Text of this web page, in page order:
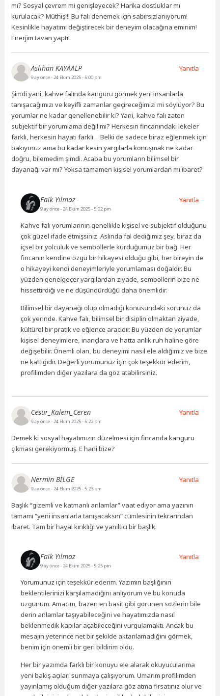
mı? Sosyal çevrem mi genişleyecek? Harika dostluklar mı
kurulacak? Müthiş!!! Bu falı denemek için sabırsızlanıyorum!
Kesinlikle hayatımı değiştirecek bir deneyim olacağına eminim!
Enerjim tavan yaptı!
Aslıhan KAYAALP
9 ay önce- 24 Ekim 2025 - 5:00 pm
Şimdi yani, kahve falında kanguru görmek yeni insanlarla
tanışacağımızı ve keyifli zamanlar geçireceğimizi mi söylüyor? Bu
yorumlar ne kadar genellenebilir ki? Yani, kahve falı zaten
subjektif bir yorumlama değil mi? Herkesin fincanındaki lekeler
farklı, herkesin hayatı farklı… Belki de sadece biraz eğlenmek için
bakıyoruz ama bu kadar kesin yargılarla konuşmak ne kadar
doğru, bilemedim şimdi. Acaba bu yorumların bilimsel bir
dayanağı var mı? Yoksa tamamen kişisel yorumlardan mı ibaret?
Yanıtla
Faik Yılmaz
9 ay önce- 24 Ekim 2025 - 5:02 pm
Kahve falı yorumlarının genellikle kişisel ve subjektif olduğunu
çok güzel ifade etmişsiniz. Aslında fal dediğimiz şey, biraz da
içsel bir yolculuk ve sembollerle kurduğumuz bir bağ. Her
fincanın kendine özgü bir hikayesi olduğu gibi, her bireyin de
o hikayeyi kendi deneyimleriyle yorumlaması doğaldır. Bu
yüzden genelgeçer yargılardan ziyade, sembollerin bize ne
hissettirdiği ve ne düşündürdüğü daha önemlidir.
Bilimsel bir dayanağı olup olmadığı konusundaki sorunuz da
çok yerinde. Kahve falı, bilimsel bir disiplin olmaktan ziyade,
kültürel bir pratik ve eğlence aracıdır. Bu yüzden de yorumlar
kişisel deneyimlere, inançlara ve hatta anlık ruh haline göre
değişebilir. Önemli olan, bu deneyimi nasıl ele aldığımız ve bize
ne kattığıdır. Değerli yorumunuz için çok teşekkür ederim,
profilimden diğer yazılara da göz atabilirsiniz.
Yanıtla
Cesur_Kalem_Ceren
9 ay önce- 24 Ekim 2025 - 5:22 pm
Demek ki sosyal hayatımızın düzelmesi için fincanda kanguru
çıkması gerekiyormuş. E hani bize?
Yanıtla
Nermin BİLGE
9 ay önce- 24 Ekim 2025 - 5:23 pm
Başlık “gizemli ve katmanlı anlamlar” vaat ediyor ama yazının
tamamı “yeni insanlarla tanışacaksın” cümlesinin tekrarından
ibaret. Tam bir hayal kırıklığı ve yanıltıcı bir başlık.
Yanıtla
Faik Yılmaz
9 ay önce- 24 Ekim 2025 - 5:25 pm
Yorumunuz için teşekkür ederim. Yazımın başlığının
beklentilerinizi karşılamadığını anlıyorum ve bu konuda
üzgünüm. Amacım, bazen en basit gibi görünen sözlerin bile
derin anlamlar taşıyabileceğini ve hayatımızda nasıl
beklenmedik kapılar açabileceğini vurgulamaktı. Ancak bu
mesajın yeterince net bir şekilde aktarılamadığını görmek,
benim için önemli bir geri bildirim oldu.
Her bir yazımda farklı bir konuyu ele alarak okuyucularıma
yeni bakış açıları sunmaya çalışıyorum. Umarım profilimden
yayınlamış olduğum diğer yazılara göz atma fırsatınız olur ve
Yanıtla